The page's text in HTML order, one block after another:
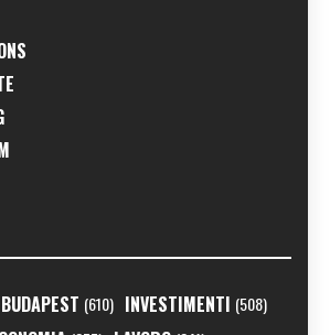
BUDAPEST (610) INVESTIMENTI (508)